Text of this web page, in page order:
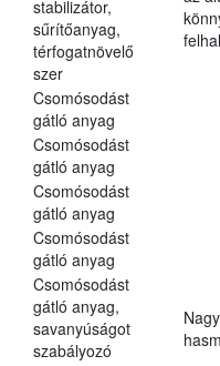
stabilizátor,
sűrítőanyag,
térfogatnövelő
szer
Csomósodást
gátló anyag
Csomósodást
gátló anyag
Csomósodást
gátló anyag
Csomósodást
gátló anyag
Csomósodást
gátló anyag,
savanyúságot
szabályozó